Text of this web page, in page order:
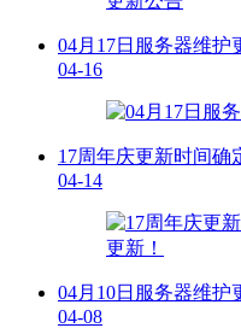
04月17日服务器维护
04-16
17周年庆更新时间确
04-14
04月10日服务器维护
04-08